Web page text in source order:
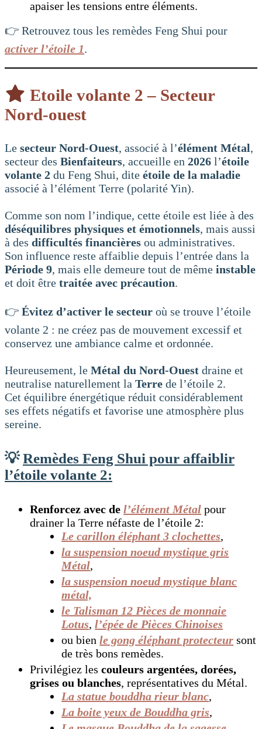
apaiser les tensions entre éléments.
👉 Retrouvez tous les remèdes Feng Shui pour
activer l’étoile 1.
Etoile volante 2 – Secteur
Nord-ouest
Le secteur Nord-Ouest, associé à l’élément Métal,
secteur des Bienfaiteurs, accueille en 2026 l’étoile
volante 2 du Feng Shui, dite étoile de la maladie
associé à l’élément Terre (polarité Yin).
Comme son nom l’indique, cette étoile est liée à des
déséquilibres physiques et émotionnels, mais aussi
à des difficultés financières ou administratives.
Son influence reste affaiblie depuis l’entrée dans la
Période 9, mais elle demeure tout de même instable
et doit être traitée avec précaution.
👉 Évitez d’activer le secteur où se trouve l’étoile
volante 2 : ne créez pas de mouvement excessif et
conservez une ambiance calme et ordonnée.
Heureusement, le Métal du Nord-Ouest draine et
neutralise naturellement la Terre de l’étoile 2.
Cet équilibre énergétique réduit considérablement
ses effets négatifs et favorise une atmosphère plus
sereine.
💡Remèdes Feng Shui pour affaiblir
l’étoile volante 2:
Renforcez avec del’élément Métal pour
drainer la Terre néfaste de l’étoile 2:
Le carillon éléphant 3 clochettes,
la suspension noeud mystique gris
Métal,
la suspension noeud mystique blanc
métal,
le Talisman 12 Pièces de monnaie
Lotus,l’épée de Pièces Chinoises
ou bienle gong éléphant protecteur sont
de très bons remèdes.
Privilégiez lescouleurs argentées, dorées,
grises ou blanches, représentatives du Métal.
La statue bouddha rieur blanc,
La boite yeux de Bouddha gris,